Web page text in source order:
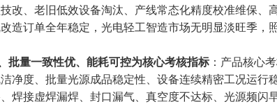
改、老旧低效设备淘汰、产线常态化精度校准维保、
造订单全年稳定，光电轻工智造市场无明显淡旺季，
批量一致性优、能耗可控为核心考核指标：产品核心
净度、批量光源成品稳定性、设备连续精密工况运行
焊接虚焊漏焊、封口漏气、真空度不达标、光源频闪